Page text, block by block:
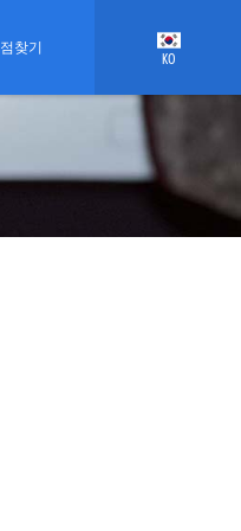
찾기
KO